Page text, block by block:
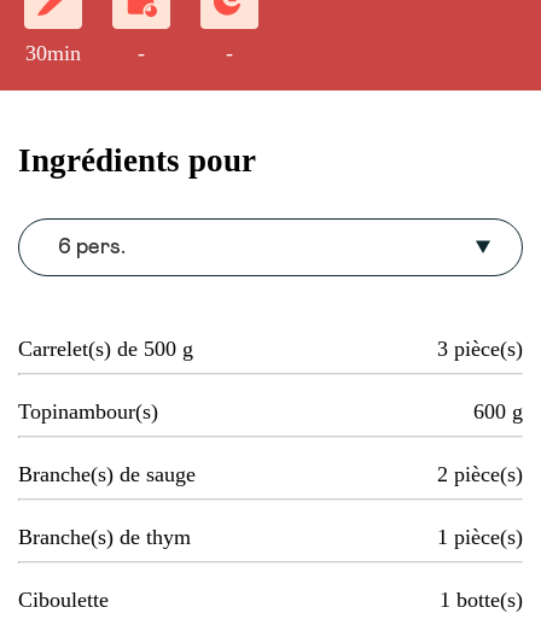
30min - -
Ingrédients pour
6 pers.
Carrelet(s) de 500 g 3 pièce(s)
Topinambour(s) 600 g
Branche(s) de sauge 2 pièce(s)
Branche(s) de thym 1 pièce(s)
Ciboulette 1 botte(s)